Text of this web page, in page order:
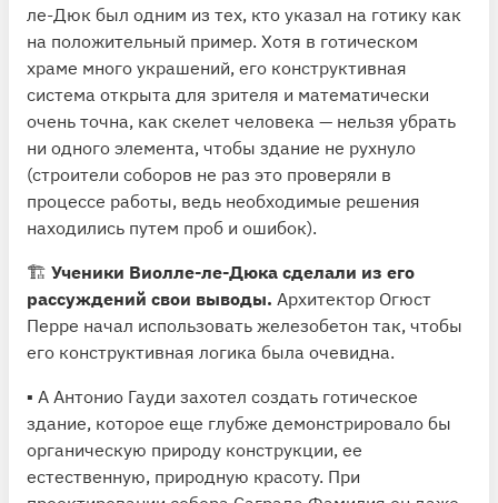
ле-Дюк был одним из тех, кто указал на готику как
на положительный пример. Хотя в готическом
храме много украшений, его конструктивная
система открыта для зрителя и математически
очень точна, как скелет человека — нельзя убрать
ни одного элемента, чтобы здание не рухнуло
(строители соборов не раз это проверяли в
процессе работы, ведь необходимые решения
находились путем проб и ошибок).
🏗 Ученики Виолле-ле-Дюка сделали из его
рассуждений свои выводы. Архитектор Огюст
Перре начал использовать железобетон так, чтобы
его конструктивная логика была очевидна.
▪️ А Антонио Гауди захотел создать готическое
здание, которое еще глубже демонстрировало бы
органическую природу конструкции, ее
естественную, природную красоту. При